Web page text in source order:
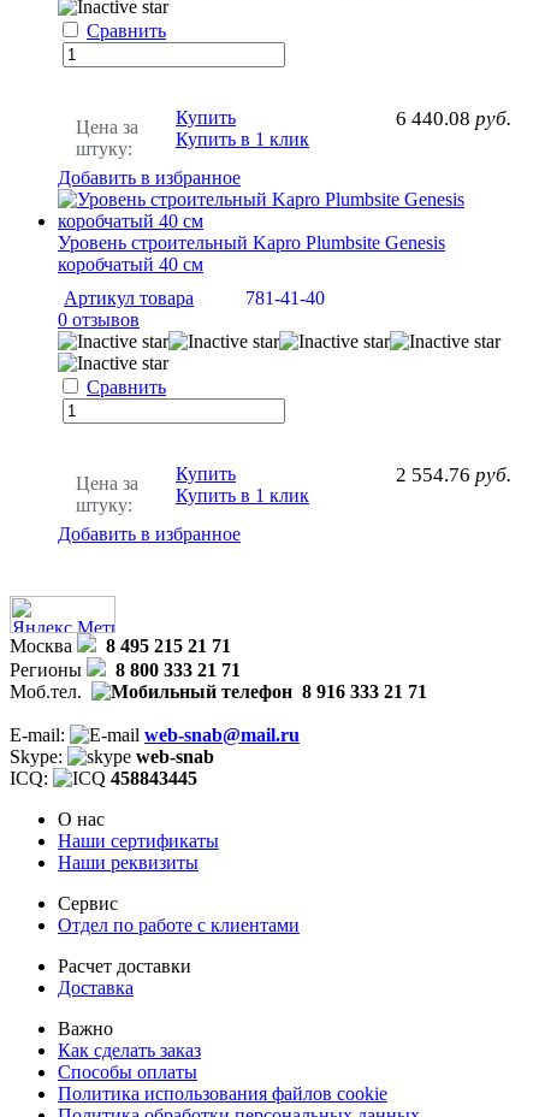
Сравнить
Цена за
штуку:
6 440.08 руб.
Купить
Купить в 1 клик
Добавить в избранное
Уровень строительный Kapro Plumbsite Genesis
коробчатый 40 см
Артикул товара
781-41-40
0 отзывов
Сравнить
Цена за
штуку:
2 554.76 руб.
Купить
Купить в 1 клик
Добавить в избранное
Москва
8 495 215 21 71
Регионы
8 800 333 21 71
Моб.тел.
8 916 333 21 71
E-mail:
web-snab@mail.ru
Skype:
web-snab
ICQ:
458843445
О нас
Наши сертификаты
Наши реквизиты
Сервис
Отдел по работе с клиентами
Расчет доставки
Доставка
Важно
Как сделать заказ
Способы оплаты
Политика использования файлов cookie